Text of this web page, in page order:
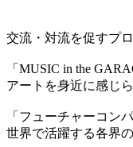
交流・対流を促すプ
「MUSIC in the
アートを身近に感じ
「フューチャーコンパ
世界で活躍する各界